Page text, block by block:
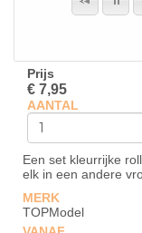
Prijs
€ 7,95
AANTAL
Een set kleurrijke
elk in een andere
MERK
TOPModel